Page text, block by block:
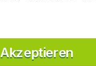
Akzeptieren